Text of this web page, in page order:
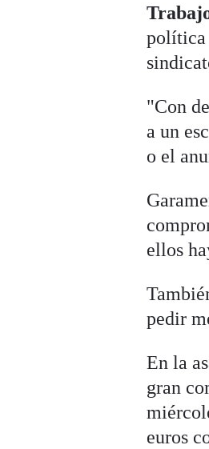
política
"Con
a un
o el
ellos
pedir
En la
gran
euros